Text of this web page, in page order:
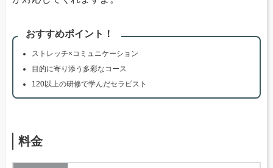
おすすめポイント！
ストレッチ×コミュニケーション
目的に寄り添う多彩なコース
120以上の研修で学んだセラピスト
料金